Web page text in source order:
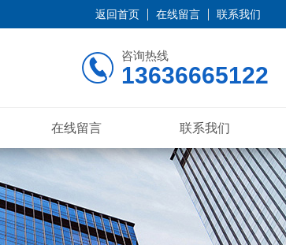
返回首页 在线留言 联系我们
咨询热线
13636665122
在线留言 联系我们